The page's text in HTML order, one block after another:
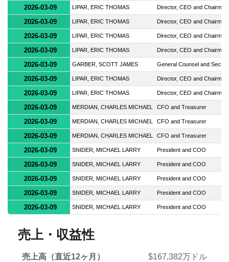
2026-03-09 LIPAR, ERIC THOMAS Director, CEO and
2026-03-09 LIPAR, ERIC THOMAS Director, CEO and
2026-03-09 LIPAR, ERIC THOMAS Director, CEO and
2026-03-09 LIPAR, ERIC THOMAS Director, CEO and
2026-03-09 GARBER, SCOTT JAMES General Counsel and
2026-03-09 LIPAR, ERIC THOMAS Director, CEO and
2026-03-09 LIPAR, ERIC THOMAS Director, CEO and
2026-03-09 MERDIAN, CHARLES MICHAEL CFO and Treasurer
2026-03-09 MERDIAN, CHARLES MICHAEL CFO and Treasurer
2026-03-09 MERDIAN, CHARLES MICHAEL CFO and Treasurer
2026-03-09 SNIDER, MICHAEL LARRY President and COO
2026-03-09 SNIDER, MICHAEL LARRY President and COO
2026-03-09 SNIDER, MICHAEL LARRY President and COO
2026-03-09 SNIDER, MICHAEL LARRY President and COO
2026-03-09 SNIDER, MICHAEL LARRY President and COO
売上・収益性
売上高（直近12ヶ月） $167,382万ドル